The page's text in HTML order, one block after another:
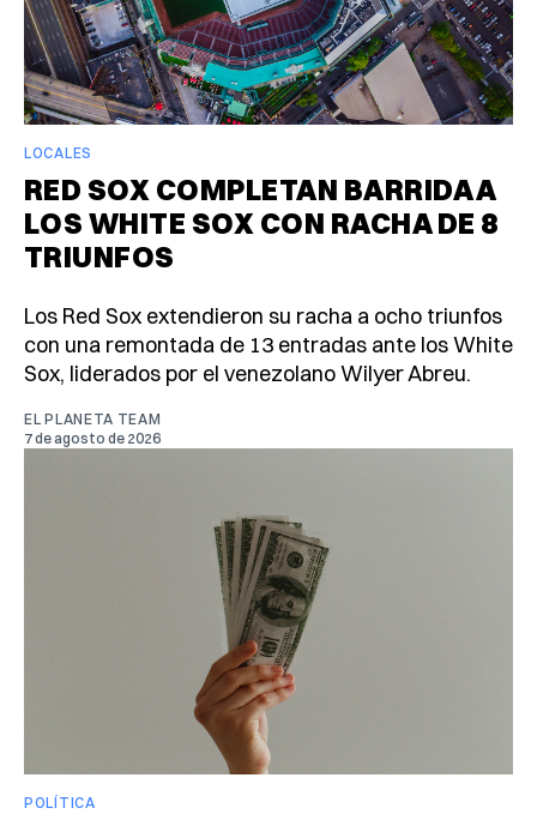
LOCALES
RED SOX COMPLETAN BARRIDA A
LOS WHITE SOX CON RACHA DE 8
TRIUNFOS
Los Red Sox extendieron su racha a ocho triunfos
con una remontada de 13 entradas ante los White
Sox, liderados por el venezolano Wilyer Abreu.
EL PLANETA TEAM
7 de agosto de 2026
POLÍTICA